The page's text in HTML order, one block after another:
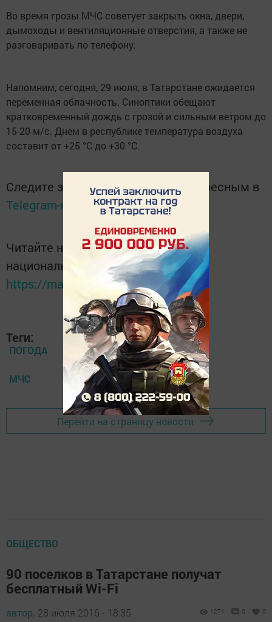
Во время грозы МЧС советует закрыть окна, двери,
дымоходы и вентиляционные отверстия, а также не
разговаривать по телефону.
Напомним, сегодня, 29 июля, в Татарстане ожидается
переменная облачность. Синоптики обещают
кратковременный дождь с грозой и сильным ветром до
15-20 м/с. Днем в республике температура воздуха
составит от +25 °С до +30 °С.
Следите за самым важным и интересным в
Telegram-каналеТатмедиа
Читайте новости Татарстана в
национальном мессенджере MАХ:
https://max.ru/tatmedia
Теги:
ПОГОДА
МЧС
Перейти на страницу новости
ОБЩЕСТВО
90 поселков в Татарстане получат
бесплатный Wi-Fi
автор, 28 июля 2016 - 18:35 1271 0 0